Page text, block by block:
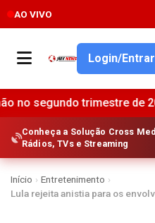
AO VIVO
Login/Entrar
de 2026,
Conheça a Solução Cross
Rádios, TVs e Streaming
Início › Entretenimento ›
Lula rejeita anistia para os